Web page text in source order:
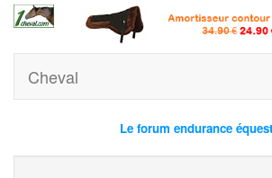
Cheval
Le forum endurance